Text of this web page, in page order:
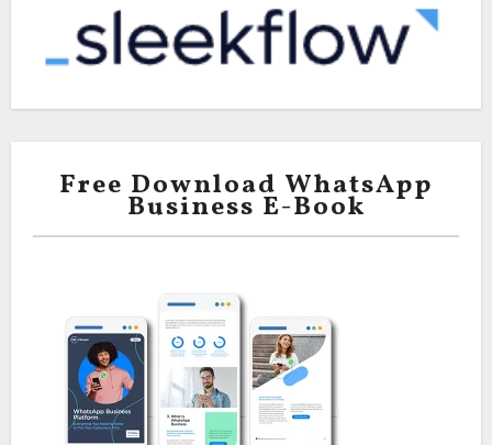
Free Download WhatsApp
Business E-Book